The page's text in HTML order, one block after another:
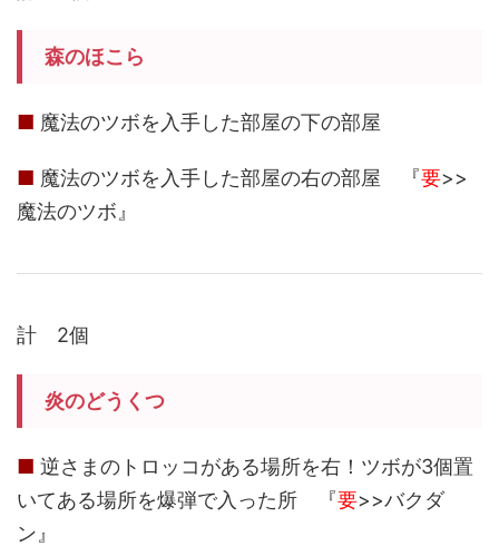
森のほこら
■ 魔法のツボを入手した部屋の下の部屋
■ 魔法のツボを入手した部屋の右の部屋 『要>>
魔法のツボ』
計 2個
炎のどうくつ
■ 逆さまのトロッコがある場所を右！ツボが3個置
いてある場所を爆弾で入った所 『要>>バクダ
ン』